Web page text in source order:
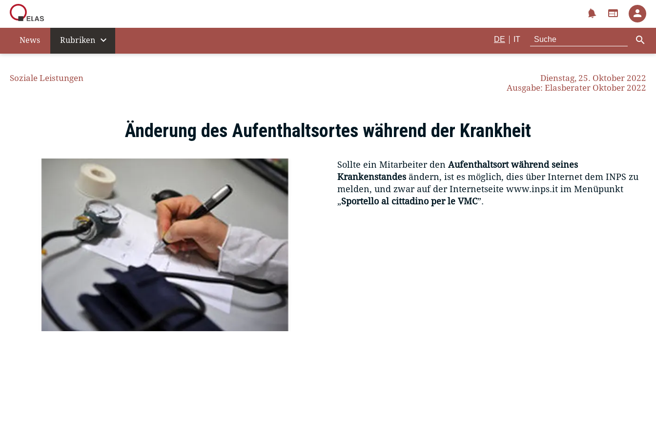
notifications web person
News Rubriken expand_more DE IT search
Soziale Leistungen
Dienstag, 25. Oktober 2022
Ausgabe: Elasberater Oktober 2022
Änderung des Aufenthaltsortes während der Krankheit
Sollte ein Mitarbeiter den Aufenthaltsort während seines
Krankenstandes ändern, ist es möglich, dies über Internet dem INPS zu
melden, und zwar auf der Internetseite www.inps.it im Menüpunkt
„Sportello al cittadino per le VMC”.